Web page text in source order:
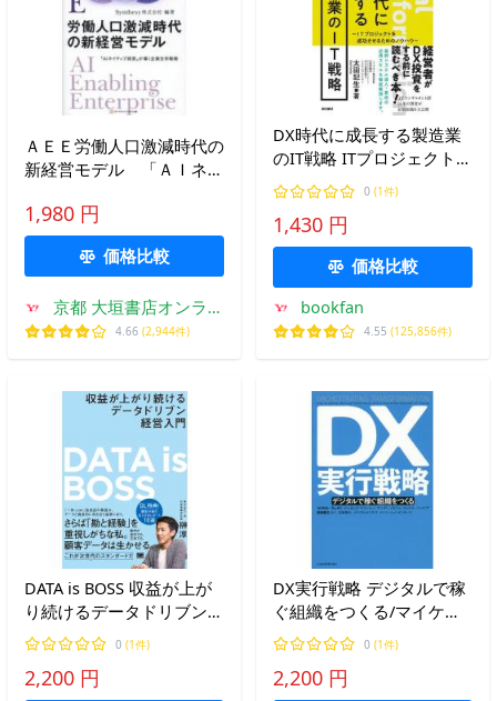
ＡＥＥ労働人口激減時代の
新経営モデル 「ＡＩネイ
存戦略 / Ｓｙｎｔｈｅｓｙ
株式会社／編著
1,980 円
価格比較
京都 大垣書店オンライ
ン
4.66 (2,944件)
DX時代に成長する製造業
のIT戦略 ITプロジェクトを
成功させるためのノウハ
ウ/太田記生
0 (1件)
1,430 円
価格比較
bookfan
4.55 (125,856件)
DATA is BOSS 収益が上が
り続けるデータドリブン経
営入門/榊淳
0 (1件)
2,200 円
DX実行戦略 デジタルで稼
ぐ組織をつくる/マイケ
ル・ウェイド/ジェイム
ズ・マコーレー/アンデ
ィ・ノロニャ
0 (1件)
2,200 円